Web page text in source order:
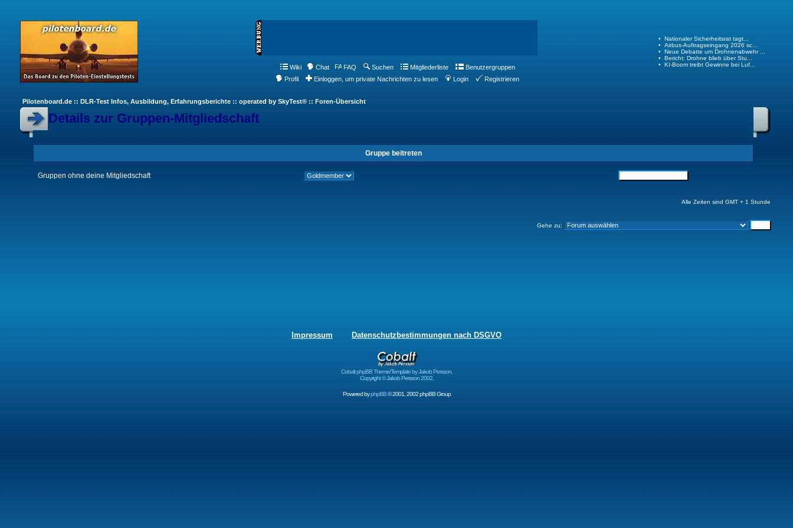
Wiki Chat FAQ Suchen Mitgliederliste
Benutzergruppen
Profil
Einloggen, um private Nachrichten zu lesen Login Registrieren
Pilotenboard.de :: DLR-Test Infos, Ausbildung, Erfahrungsberichte :: operated by SkyTest® :: Foren-Übersicht
Details zur Gruppen-Mitgliedschaft
Gruppe beitreten
Gruppen ohne deine Mitgliedschaft
Alle Zeiten sind GMT + 1 Stunde
Gehe zu:
Impressum Datenschutzbestimmungen nach DSGVO
Cobalt phpBB Theme/Template by Jakob Persson.
Copyright © Jakob Persson 2002.
Powered byphpBB© 2001, 2002 phpBB Group